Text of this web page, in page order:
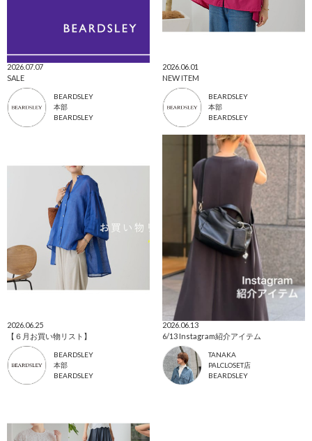
2026.07.07
SALE
BEARDSLEY
本部
BEARDSLEY
2026.06.01
NEW ITEM
BEARDSLEY
本部
BEARDSLEY
2026.06.25
【６月お買い物リスト】
BEARDSLEY
本部
BEARDSLEY
2026.06.13
6/13 Instagram紹介アイテム
TANAKA
PALCLOSET店
BEARDSLEY